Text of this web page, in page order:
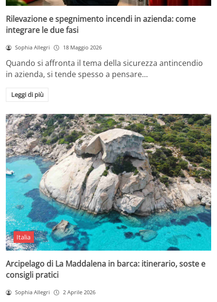
Rilevazione e spegnimento incendi in azienda: come
integrare le due fasi
Sophia Allegri 18 Maggio 2026
Quando si affronta il tema della sicurezza antincendio
in azienda, si tende spesso a pensare…
Leggi di più
Italia
Arcipelago di La Maddalena in barca: itinerario, soste e
consigli pratici
Sophia Allegri 2 Aprile 2026